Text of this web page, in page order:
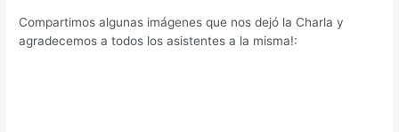
Compartimos algunas imágenes que nos dejó la Charla y
agradecemos a todos los asistentes a la misma!: